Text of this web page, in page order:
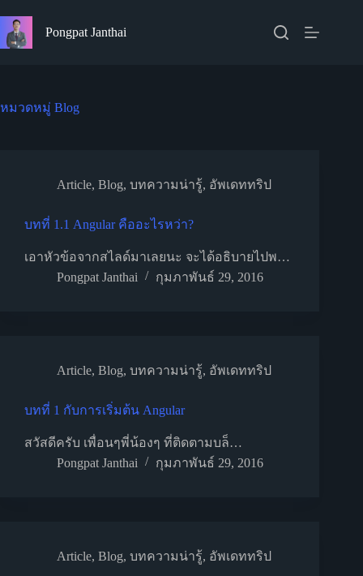
to
content
Pongpat Janthai
หมวดหมู่ Blog
Article, Blog, บทความน่ารู้, อัพเดททริป
บทที่ 1.1 Angular คืออะไรหว่า?
เอาหัวข้อจากสไลด์มาเลยนะ จะได้อธิบายไปพ…
Pongpat Janthai
กุมภาพันธ์ 29, 2016
Article, Blog, บทความน่ารู้, อัพเดททริป
บทที่ 1 กับการเริ่มต้น Angular
สวัสดีครับ เพื่อนๆพี่น้องๆ ที่ติดตามบล็…
Pongpat Janthai
กุมภาพันธ์ 29, 2016
Article, Blog, บทความน่ารู้, อัพเดททริป